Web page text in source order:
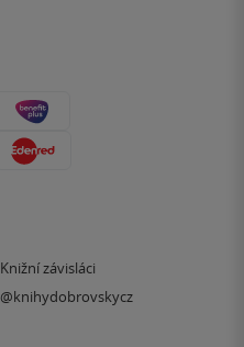
Knižní závisláci
@knihydobrovskycz